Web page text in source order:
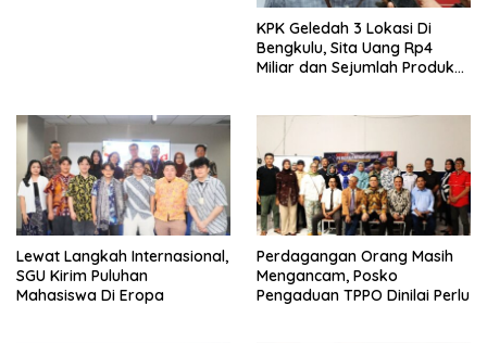
KPK Geledah 3 Lokasi Di
Bengkulu, Sita Uang Rp4
Miliar dan Sejumlah Produk
Lewat Langkah Internasional,
SGU Kirim Puluhan
Mahasiswa Di Eropa
Perdagangan Orang Masih
Mengancam, Posko
Pengaduan TPPO Dinilai Perlu